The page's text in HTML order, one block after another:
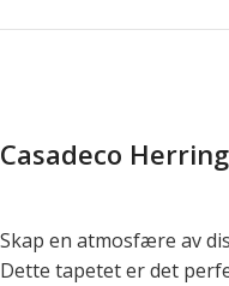
Casadeco
Skap en atmosfære av
Dette tapetet er det